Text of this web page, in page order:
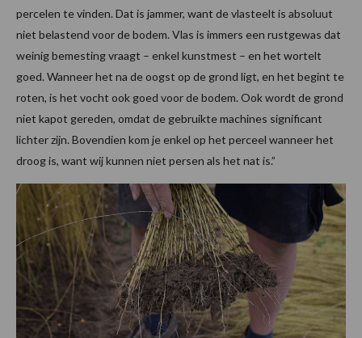
percelen te vinden. Dat is jammer, want de vlasteelt is absoluut
niet belastend voor de bodem. Vlas is immers een rustgewas dat
weinig bemesting vraagt – enkel kunstmest – en het wortelt
goed. Wanneer het na de oogst op de grond ligt, en het begint te
roten, is het vocht ook goed voor de bodem. Ook wordt de grond
niet kapot gereden, omdat de gebruikte machines significant
lichter zijn. Bovendien kom je enkel op het perceel wanneer het
droog is, want wij kunnen niet persen als het nat is.”